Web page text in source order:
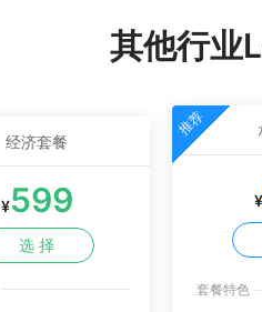
其他行业
经济套餐
¥599
选 择
推荐
¥
套餐特色